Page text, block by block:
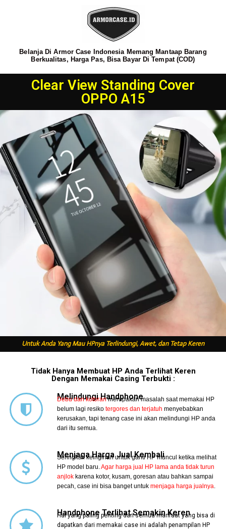
Belanja Di Armor Case Indonesia Memang Mantaap Barang
Berkualitas, Harga Pas, Bisa Bayar Di Tempat (COD)
Clear View Standing Cover
OPPO A15
Untuk Anda Yang Mau HPnya Terlindungi, Awet, dan Tetap Keren
Tidak Hanya Membuat HP Anda Terlihat Keren
Dengan Memakai Casing Terbukti :
Melindungi Handphone
Debu dan kotoran merupakan masalah saat memakai HP
belum lagi resiko tergores dan terjatuh menyebabkan
kerusakan, tapi tenang case ini akan melindungi HP anda
dari itu semua.
Menjaga Harga Jual Kembali
Seringkali keinginan untuk ganti HP muncul ketika melihat
HP model baru.Agar harga jual HP lama anda tidak turun
anjlok karena kotor, kusam, goresan atau bahkan sampai
pecah, case ini bisa banget untukmenjaga harga jualnya.
Handphone Terlihat Semakin Keren
Hal yang paling penting dari semua manfaat yang bisa di
dapatkan dari memakai case ini adalah penampilan HP